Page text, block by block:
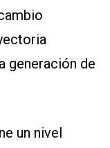
generación de
un nivel